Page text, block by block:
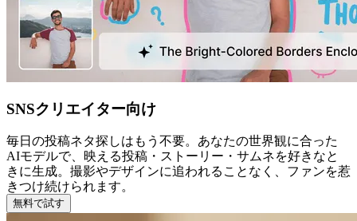
SNSクリエイター向け
毎日の投稿ネタ探しはもう不要。あなたの世界観に合った
AIモデルで、映える投稿・ストーリー・サムネを好きなと
きに生成。撮影やデザインに追われることなく、ファンを惹
きつけ続けられます。
無料で試す